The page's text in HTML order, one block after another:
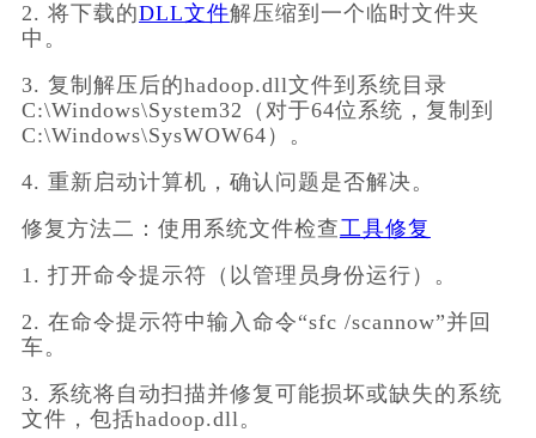
2. 将下载的DLL文件解压缩到一个临时文件夹
中。
3. 复制解压后的hadoop.dll文件到系统目录
C:\Windows\System32（对于64位系统，复制到
C:\Windows\SysWOW64）。
4. 重新启动计算机，确认问题是否解决。
修复方法二：使用系统文件检查工具修复
1. 打开命令提示符（以管理员身份运行）。
2. 在命令提示符中输入命令“sfc /scannow”并回
车。
3. 系统将自动扫描并修复可能损坏或缺失的系统
文件，包括hadoop.dll。